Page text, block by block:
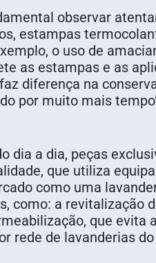
observar
estampas
o uso de
as estampas e as
diferença na
por muito mais
dia a dia, peças
que utiliza
como uma
como: a revitalização
que
rede de lavanderias